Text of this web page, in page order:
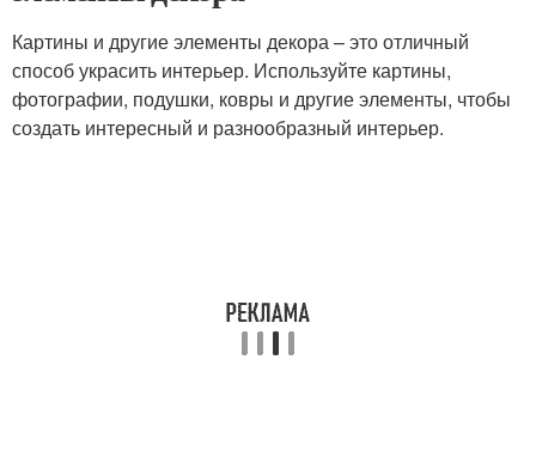
Картины и другие элементы декора – это отличный
способ украсить интерьер. Используйте картины,
фотографии, подушки, ковры и другие элементы, чтобы
создать интересный и разнообразный интерьер.